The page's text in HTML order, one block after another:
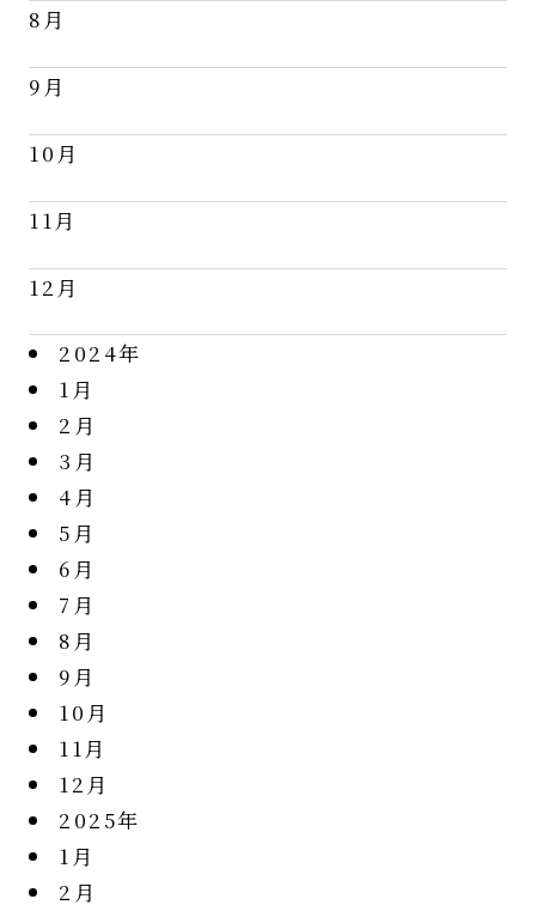
8月
9月
10月
11月
12月
2024年
1月
2月
3月
4月
5月
6月
7月
8月
9月
10月
11月
12月
2025年
1月
2月